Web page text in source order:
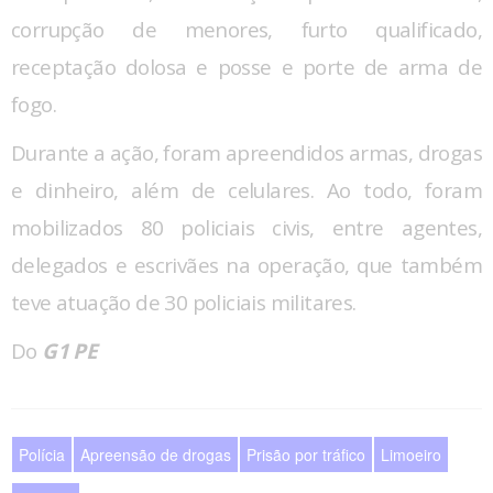
corrupção de menores, furto qualificado,
receptação dolosa e posse e porte de arma de
fogo.
Durante a ação, foram apreendidos armas, drogas
e dinheiro, além de celulares. Ao todo, foram
mobilizados 80 policiais civis, entre agentes,
delegados e escrivães na operação, que também
teve atuação de 30 policiais militares.
Do G1 PE
Polícia Apreensão de drogas Prisão por tráfico Limoeiro